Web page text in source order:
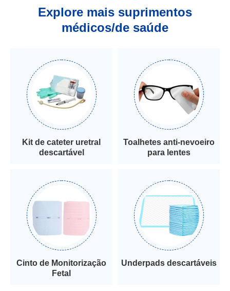
Explore mais suprimentos
médicos/de saúde
Kit de cateter uretral
descartável
Toalhetes anti-nevoeiro
para lentes
Cinto de Monitorização
Fetal
Underpads descartáveis